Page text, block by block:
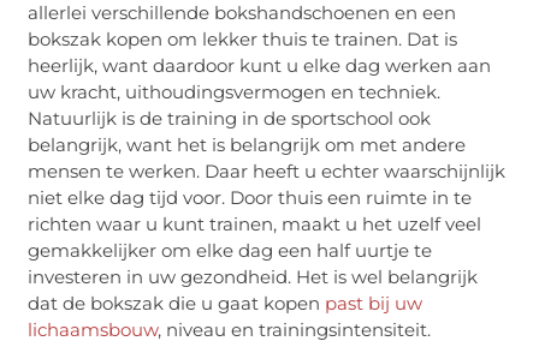
allerlei verschillende bokshandschoenen en een
bokszak kopen om lekker thuis te trainen. Dat is
heerlijk, want daardoor kunt u elke dag werken aan
uw kracht, uithoudingsvermogen en techniek.
Natuurlijk is de training in de sportschool ook
belangrijk, want het is belangrijk om met andere
mensen te werken. Daar heeft u echter waarschijnlijk
niet elke dag tijd voor. Door thuis een ruimte in te
richten waar u kunt trainen, maakt u het uzelf veel
gemakkelijker om elke dag een half uurtje te
investeren in uw gezondheid. Het is wel belangrijk
dat de bokszak die u gaat kopen past bij uw
lichaamsbouw, niveau en trainingsintensiteit.